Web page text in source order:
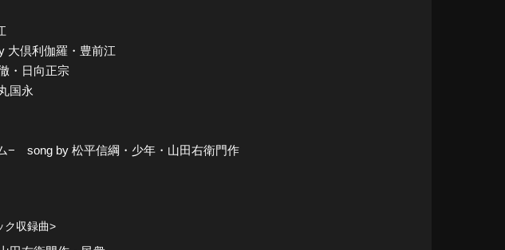
大倶利伽羅・豊前江
・日向正宗
国永
− song by 松平信綱・少年・山田右衛門作
ク収録曲>